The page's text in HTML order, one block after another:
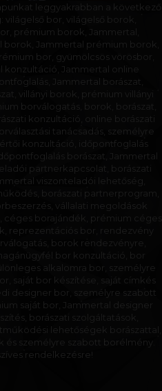
leggyakrabban a következő
bor, világelső borok,
prémium borok, Jammertal,
Jammertal prémium borok,
bor, gyümölcsös vörösbor,
konzultáció, Jammertal online
Jammertal borászat,
villányi borok, prémium villányi
borválogatás, borok, borászat,
konzultáció, online borászati
tanácsadás, személyre
konzultáció, időpontfoglalás
borászat, Jammertal
partnerkapcsolat, borászati
viszonteladói lehetőség,
borászati partnerprogram,
vállalati megoldások
céges borajándék, prémium céges
reprezentációs bor, rendezvény
borok rendezvényre,
bor konzultáció, bor
alkalomra bor, személyre
saját bor készítése, saját címkés
designer bor, személyre szabott
saját bor, Jammertal designer
borászati szolgáltatások,
lehetőségek borászattal,
személyre szabott borélmény.
rendelkezésre!